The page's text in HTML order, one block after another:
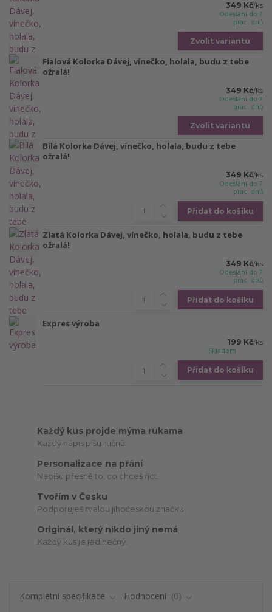
349 Kč/ks
Odeslání do 7
prac. dnů
Zvolit variantu
Fialová Kolorka Dávej, vínečko, holala, budu z tebe
ožralá!
349 Kč/ks
Odeslání do 7
prac. dnů
Zvolit variantu
Bílá Kolorka Dávej, vínečko, holala, budu z tebe
ožralá!
349 Kč/ks
Odeslání do 7
prac. dnů
Přidat do košíku
Zlatá Kolorka Dávej, vínečko, holala, budu z tebe
ožralá!
349 Kč/ks
Odeslání do 7
prac. dnů
Přidat do košíku
Expres výroba
199 Kč/ks
Skladem
Přidat do košíku
Každý kus projde mýma rukama
Každý nápis píšu ručně.
Personalizace na přání
Napíšu přesně to, co chceš říct.
Tvořím v Česku
Podporuješ malou jihočeskou značku.
Originál, který nikdo jiný nemá
Každý kus je jedinečný.
Kompletní specifikace Hodnocení 0